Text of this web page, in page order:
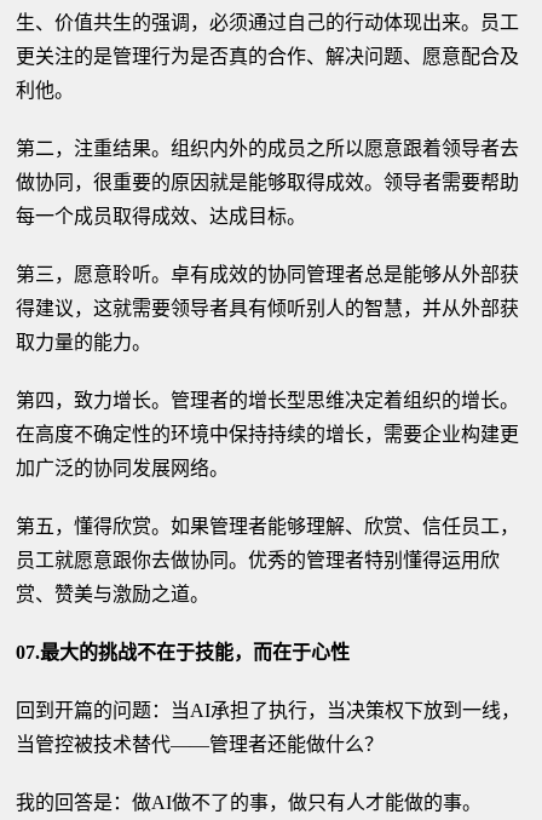
生、价值共生的强调，必须通过自己的行动体现出来。员工
更关注的是管理行为是否真的合作、解决问题、愿意配合及
利他。
第二，注重结果。组织内外的成员之所以愿意跟着领导者去
做协同，很重要的原因就是能够取得成效。领导者需要帮助
每一个成员取得成效、达成目标。
第三，愿意聆听。卓有成效的协同管理者总是能够从外部获
得建议，这就需要领导者具有倾听别人的智慧，并从外部获
取力量的能力。
第四，致力增长。管理者的增长型思维决定着组织的增长。
在高度不确定性的环境中保持持续的增长，需要企业构建更
加广泛的协同发展网络。
第五，懂得欣赏。如果管理者能够理解、欣赏、信任员工，
员工就愿意跟你去做协同。优秀的管理者特别懂得运用欣
赏、赞美与激励之道。
07.最大的挑战不在于技能，而在于心性
回到开篇的问题：当AI承担了执行，当决策权下放到一线，
当管控被技术替代——管理者还能做什么？
我的回答是：做AI做不了的事，做只有人才能做的事。